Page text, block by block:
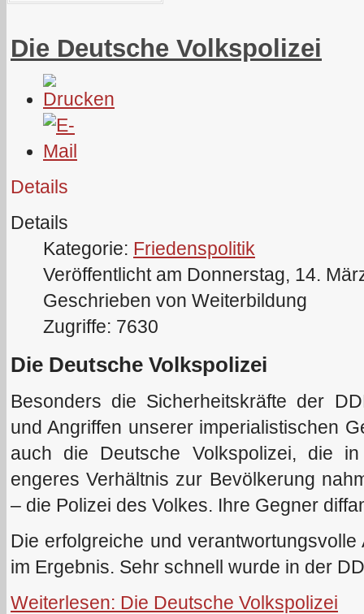
Die Deutsche Volkspolizei
Details
Details
Kategorie: Friedenspolitik
Veröffentlicht am Donnerstag, 14.
Geschrieben von Weiterbildung
Zugriffe: 7630
Die Deutsche Volkspolizei
Besonders die Sicherheitskräfte der
und Angriffen unserer imperialistischen
auch die Deutsche Volkspolizei, die
engeres Verhältnis zur Bevölkerung
– die Polizei des Volkes. Ihre Gegner
Die erfolgreiche und
im Ergebnis. Sehr schnell wurde in der
Weiterlesen: Die Deutsche Volkspolizei